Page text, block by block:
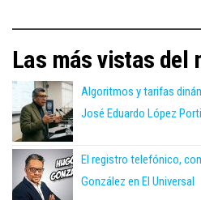
Las más vistas del
Algoritmos y tarifas
José Eduardo López
El registro telefónico,
González en El Universal